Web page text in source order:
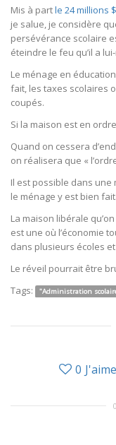
Mis à partle 24 millions
je salue, je considère
persévérance scolaire
éteindre le feu qu’il a
Le ménage en
fait, les taxes scolaires
coupés.
Si la maison est en
Quand on cessera
on réalisera que «
Il est possible dans une
le ménage y est bien fait.
La maison libérale
est une où l’économie
dans plusieurs écoles et
Le réveil pourrait être
Tags:
"Administration
0 J'aime